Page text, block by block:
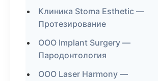
Клиника Stoma Esthetic —
Протезирование
ООО Implant Surgery —
Пародонтология
ООО Laser Harmony —